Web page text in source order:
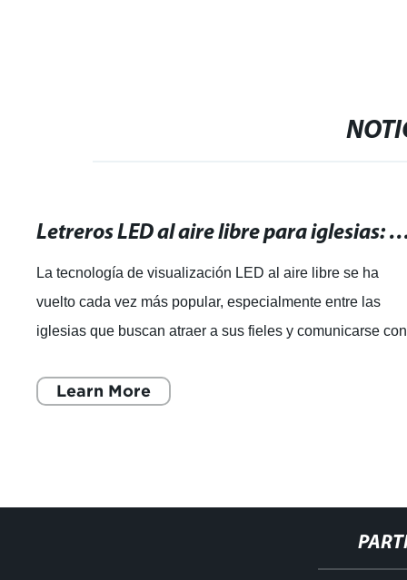
Letreros LED al aire libre para iglesias: una poderosa
La tecnología de visualización LED al aire libre se ha
vuelto cada vez más popular, especialmente entre las
iglesias que buscan atraer a sus fieles y comunicarse con
Learn More